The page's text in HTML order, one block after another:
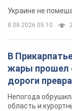
Украине не
8.08.2026 05:10
В
жары прошел
дороги
Непогода
область и